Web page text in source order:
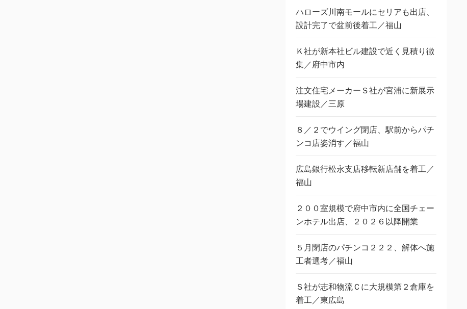
ハローズ川南モールにセリアも出店、
設計完了で盆前後着工／福山
Ｋ社が新本社ビル建設で近く見積り徴
集／府中市内
注文住宅メーカーＳ社が宮浦に新展示
場建設／三原
８／２でウイング閉店、駅前からパチ
ンコ店姿消す／福山
広島銀行松永支店移転新店舗を着工／
福山
２００室規模で府中市内に全国チェー
ンホテル出店、２０２６以降開業
５月閉店のパチンコ２２２、解体へ施
工者選考／福山
Ｓ社が志和物流Ｃに大規模第２倉庫を
着工／東広島